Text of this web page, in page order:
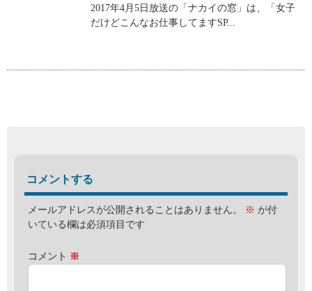
2017年4月5日放送の「ナカイの窓」は、「女子
だけどこんなお仕事してますSP...
コメントする
メールアドレスが公開されることはありません。 ※ が付
いている欄は必須項目です
コメント ※